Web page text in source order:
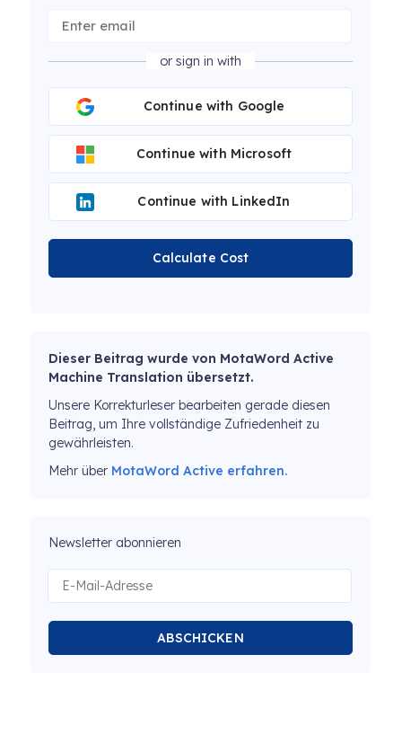
or sign in with
Continue with Google
Continue with Microsoft
Continue with LinkedIn
Calculate Cost
Dieser Beitrag wurde von MotaWord Active
Machine Translation übersetzt.
Unsere Korrekturleser bearbeiten gerade diesen
Beitrag, um Ihre vollständige Zufriedenheit zu
gewährleisten.
Mehr über MotaWord Active erfahren.
Newsletter abonnieren
ABSCHICKEN